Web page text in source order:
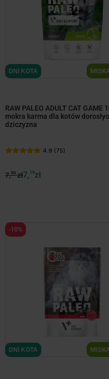
DNI KOTA
RAW PALEO ADULT CAT GAME
mokra karma dla kotów
dziczyzna
4.9 (75)
7,99zł7, 19zł
DNI KOTA
-10%